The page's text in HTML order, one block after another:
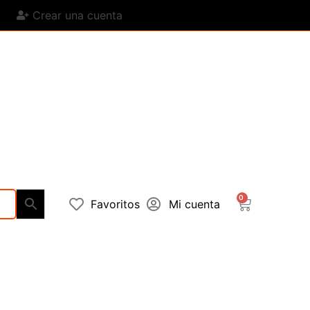
Crear una cuenta
Favoritos Mi cuenta
0